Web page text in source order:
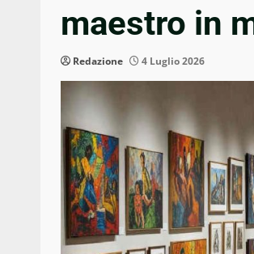
maestro in
Redazione 4 Luglio 2026